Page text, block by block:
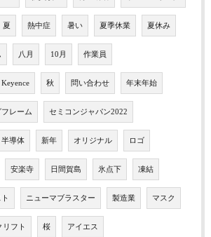
夏 熱中症 暑い 夏季休業 夏休み
八月 10月 作業員
Keyence 秋 問い合わせ 年末年始
レーム セミコンジャパン2022
半導体 新年 オリジナル ロゴ
安楽寺 日間賀島 氷点下 凍結
ニューマブラスター 製造業 マスク
リフト 桜 アイエス